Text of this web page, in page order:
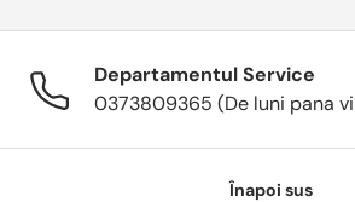
Departamentul Service
0373809365 (De luni pana
Înapoi sus